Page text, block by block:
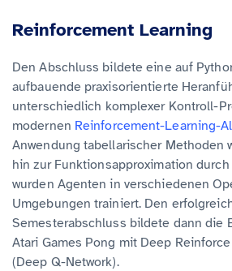
Reinforcement Learning
Den Abschluss bildete eine auf
aufbauende praxisorientierte
unterschiedlich komplexer Kontroll-
modernen Reinforcement-Learning-
Anwendung tabellarischer Methoden
hin zur Funktionsapproximation
wurden Agenten in verschiedenen
Umgebungen trainiert. Den
Semesterabschluss bildete dann die
Atari Games Pong mit Deep
(Deep Q-Network).